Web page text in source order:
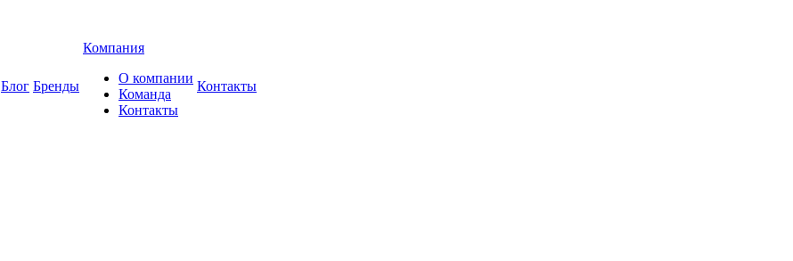
Блог Бренды
Компания
О компании
Команда
Контакты
Контакты